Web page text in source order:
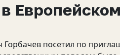
посетил по